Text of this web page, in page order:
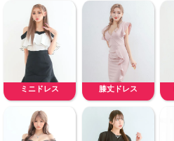
ミニドレス 膝丈ドレス